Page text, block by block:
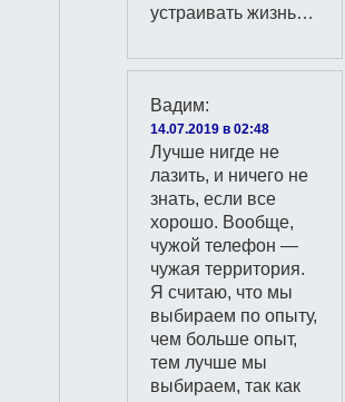
устраивать жизнь…
Вадим:
14.07.2019 в 02:48
Лучше нигде не
лазить, и ничего не
знать, если все
хорошо. Вообще,
чужой телефон —
чужая территория.
Я считаю, что мы
выбираем по опыту,
чем больше опыт,
тем лучше мы
выбираем, так как